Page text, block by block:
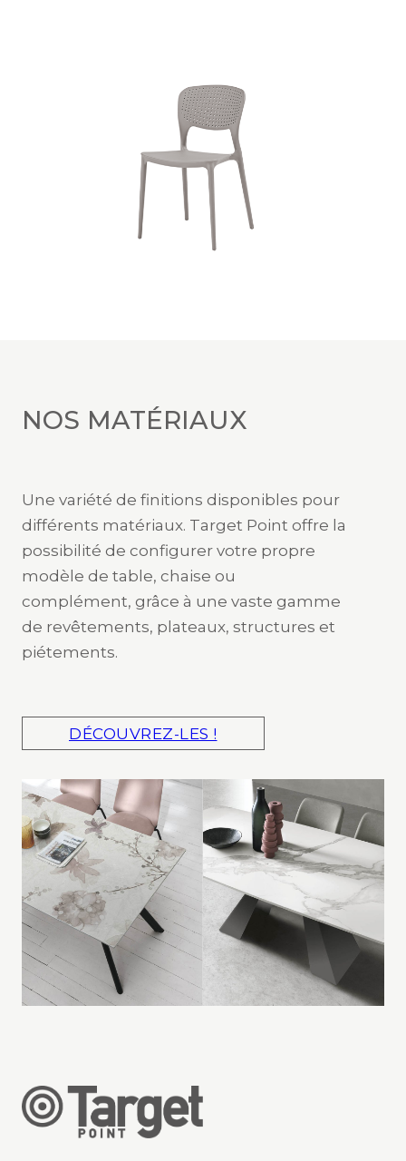
NOS MATÉRIAUX
Une variété de finitions disponibles pour
différents matériaux. Target Point offre la
possibilité de configurer votre propre
modèle de table, chaise ou
complément, grâce à une vaste gamme
de revêtements, plateaux, structures et
piétements.
DÉCOUVREZ-LES !